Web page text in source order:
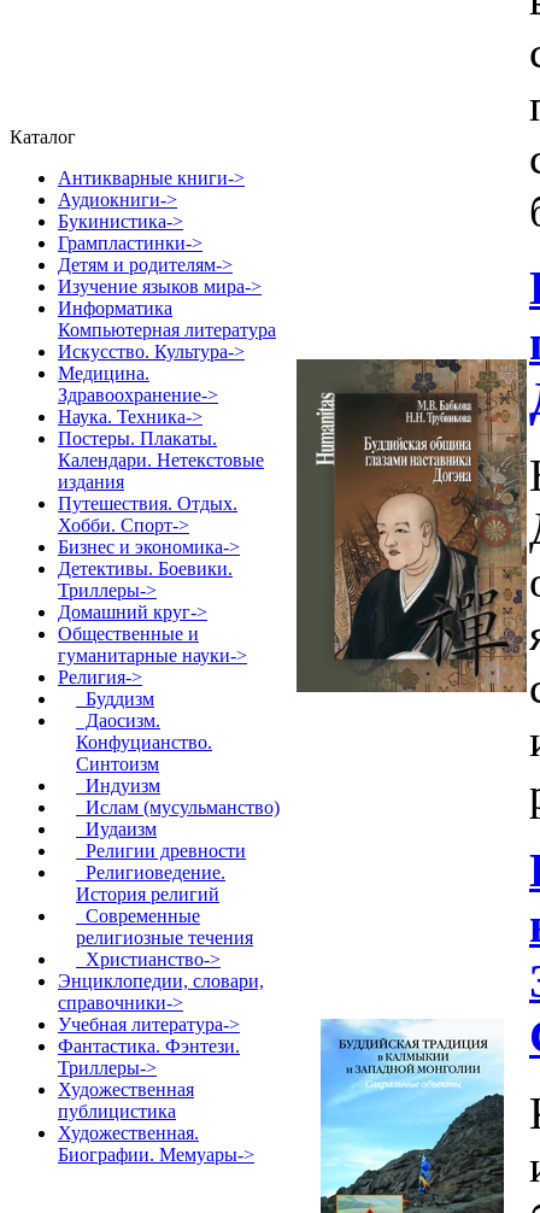
Каталог
Антикварные книги->
Аудиокниги->
Букинистика->
Грампластинки->
Детям и родителям->
Изучение языков мира->
Информатика
Компьютерная литература
Искусство. Культура->
Медицина.
Здравоохранение->
Наука. Техника->
Постеры. Плакаты.
Календари. Нетекстовые
издания
Путешествия. Отдых.
Хобби. Спорт->
Бизнес и экономика->
Детективы. Боевики.
Триллеры->
Домашний круг->
Общественные и
гуманитарные науки->
Религия->
Буддизм
Даосизм.
Конфуцианство.
Синтоизм
Индуизм
Ислам (мусульманство)
Иудаизм
Религии древности
Религиоведение.
История религий
Современные
религиозные течения
Христианство->
Энциклопедии, словари,
справочники->
Учебная литература->
Фантастика. Фэнтези.
Триллеры->
Художественная
публицистика
Художественная.
Биографии. Мемуары->